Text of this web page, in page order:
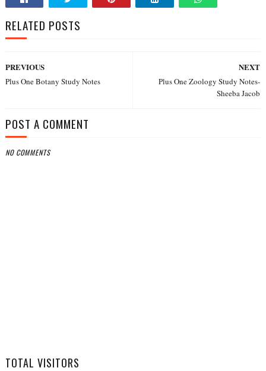
RELATED POSTS
NEXT
Plus One Zoology Study Notes-
Sheeba Jacob
PREVIOUS
Plus One Botany Study Notes
POST A COMMENT
NO COMMENTS
TOTAL VISITORS